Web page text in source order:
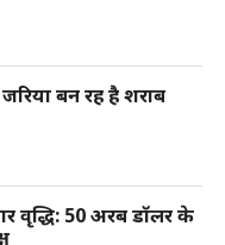
बन रह है शराब
वृद्धि: 50 अरब डॉलर के